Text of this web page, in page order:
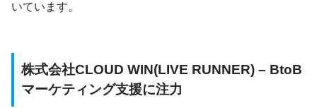
いています。
株式会社CLOUD WIN(LIVE RUNNER) – BtoB
マーケティング支援に注力